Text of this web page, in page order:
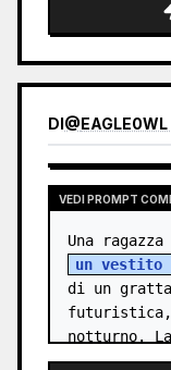
DI@EAGLE0WL
VEDI PROMPT
Una ragazza
un vestito
di un
futuristica,
notturno.
al…